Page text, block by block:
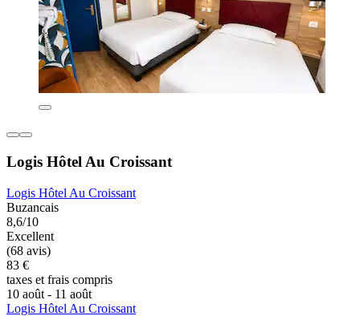
Logis Hôtel Au Croissant
Logis Hôtel Au Croissant
Buzancais
8,6/10
Excellent
(68 avis)
83 €
taxes et frais compris
10 août - 11 août
Logis Hôtel Au Croissant